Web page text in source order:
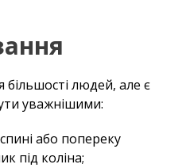
людей, але є
уважнішими:
або попереку
під коліна;